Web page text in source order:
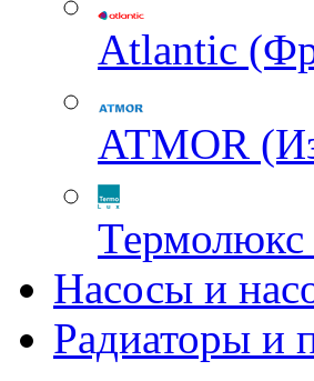
Atlantic
ATMOR
Насосы и
Радиаторы и